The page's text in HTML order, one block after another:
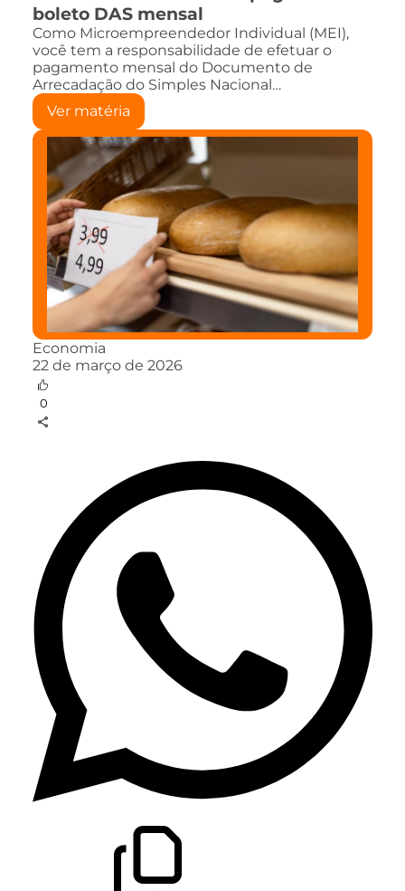
boleto DAS mensal
Como Microempreendedor Individual (MEI),
você tem a responsabilidade de efetuar o
pagamento mensal do Documento de
Arrecadação do Simples Nacional…
Ver matéria
Economia
22 de março de 2026
0